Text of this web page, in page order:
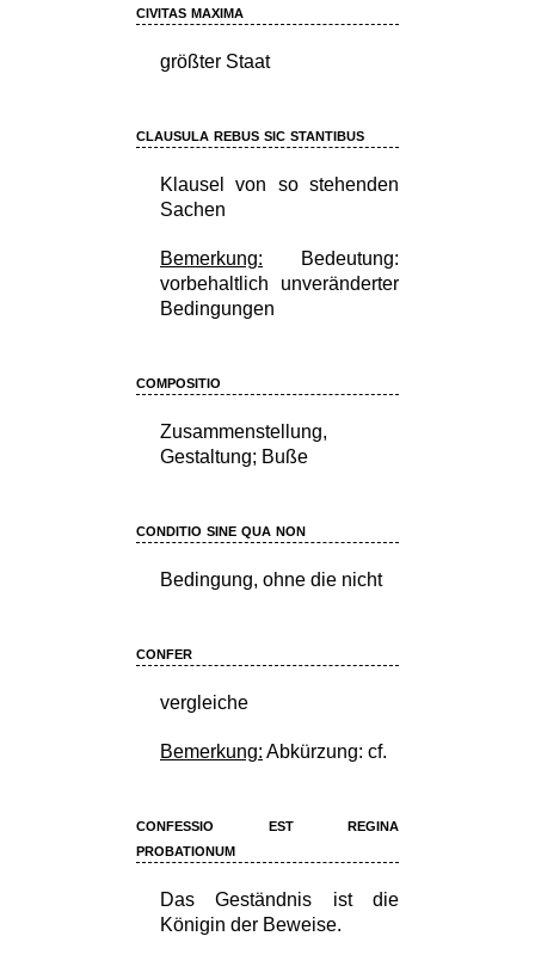
civitas maxima
größter Staat
clausula rebus sic stantibus
Klausel von so stehenden
Sachen
Bemerkung: Bedeutung:
vorbehaltlich unveränderter
Bedingungen
compositio
Zusammenstellung,
Gestaltung; Buße
conditio sine qua non
Bedingung, ohne die nicht
confer
vergleiche
Bemerkung: Abkürzung: cf.
confessio est regina
probationum
Das Geständnis ist die
Königin der Beweise.